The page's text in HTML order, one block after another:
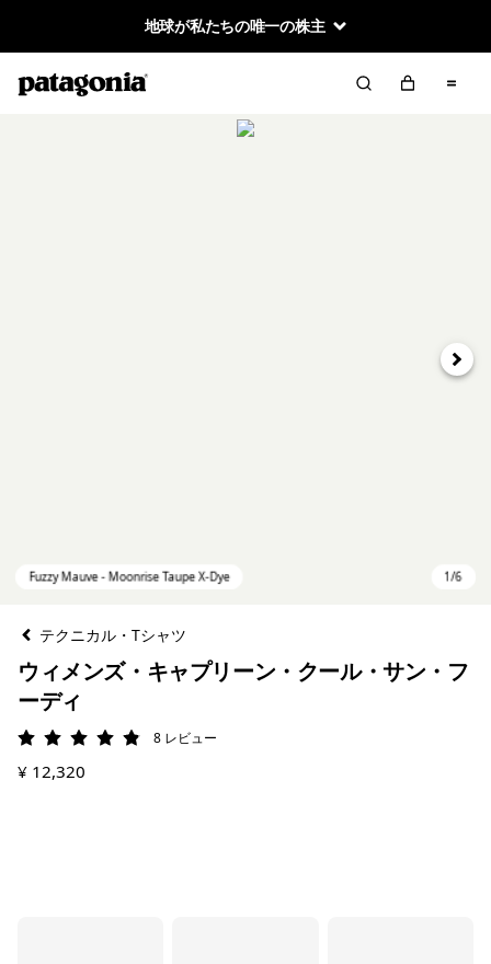
地球が私たちの唯一の株主
次へ
テクニカル・Tシャツ
ウィメンズ・キャプリーン・クール・サン・フ
ーディ
評価: 4.9 / 5
8 レビュー
¥ 12,320